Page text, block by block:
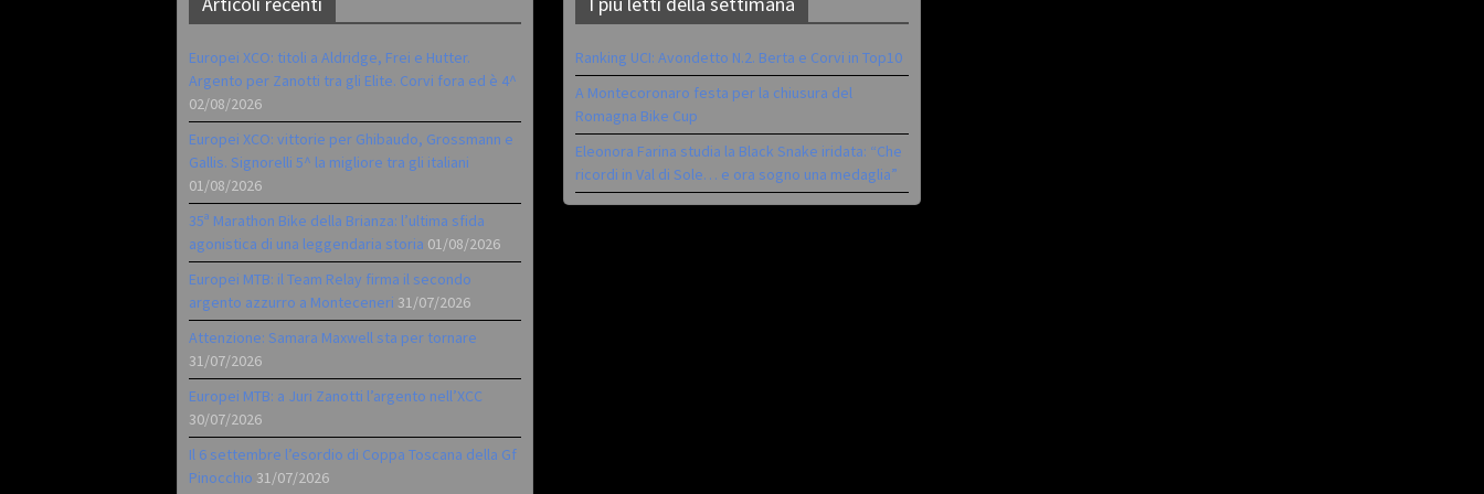
Europei XCO: titoli a Aldridge, Frei e Hutter.
Argento per Zanotti tra gli Elite. Corvi fora ed è 4^
02/08/2026
Europei XCO: vittorie per Ghibaudo, Grossmann e
Gallis. Signorelli 5^ la migliore tra gli italiani
01/08/2026
35ª Marathon Bike della Brianza: l’ultima sfida
agonistica di una leggendaria storia 01/08/2026
Europei MTB: il Team Relay firma il secondo
argento azzurro a Monteceneri 31/07/2026
Attenzione: Samara Maxwell sta per tornare
31/07/2026
Europei MTB: a Juri Zanotti l’argento nell’XCC
30/07/2026
Il 6 settembre l’esordio di Coppa Toscana della Gf
Pinocchio 31/07/2026
Ranking UCI: Avondetto N.2. Berta e Corvi in Top10
A Montecoronaro festa per la chiusura del
Romagna Bike Cup
Eleonora Farina studia la Black Snake iridata: “Che
ricordi in Val di Sole… e ora sogno una medaglia”